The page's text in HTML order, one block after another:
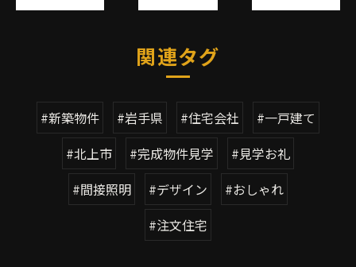
関連タグ
#新築物件 #岩手県 #住宅会社
#一戸建て
#北上市
#完成物件見学
#見学お礼
#間接照明
#デザイン
#おしゃれ
#注文住宅